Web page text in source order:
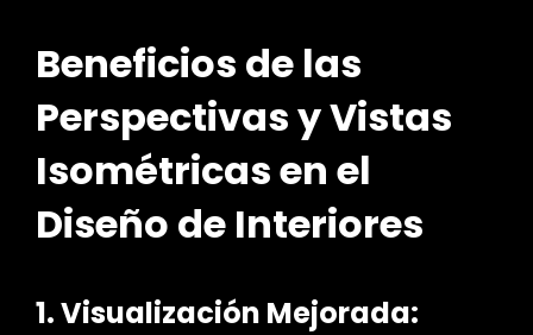
Beneficios de las
Perspectivas y Vistas
Isométricas en el
Diseño de Interiores
1. Visualización Mejorada: